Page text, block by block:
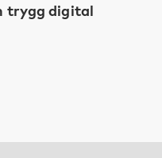
trygg digital